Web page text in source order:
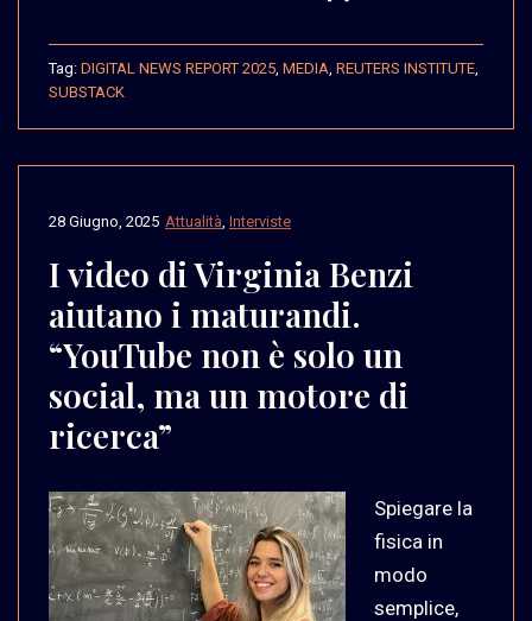
Tag: DIGITAL NEWS REPORT 2025 MEDIA REUTERS INSTITUTE
SUBSTACK
Attualità Interviste
28 Giugno, 2025
I video di Virginia Benzi
aiutano i maturandi.
“YouTube non è solo un
social, ma un motore di
ricerca”
Spiegare la
fisica in
modo
semplice,